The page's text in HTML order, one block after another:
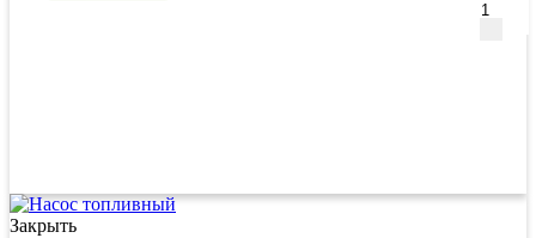
Закрыть